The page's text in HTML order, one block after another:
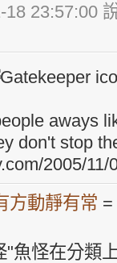
18 23:57:00
aways
don't stop
2005/
方動靜有常
"魚怪在分類